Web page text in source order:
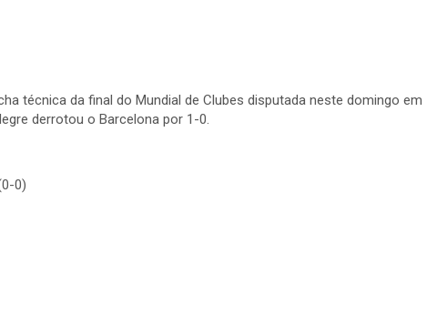
técnica da final do Mundial de Clubes disputada neste domingo em
derrotou o Barcelona por 1-0.
0)